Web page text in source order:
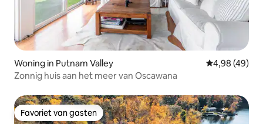
Woning in Putnam Valley Gemiddelde
4,98 (49)
Zonnig huis aan het meer van Oscawana
Favoriet van gasten
Favoriet van gasten